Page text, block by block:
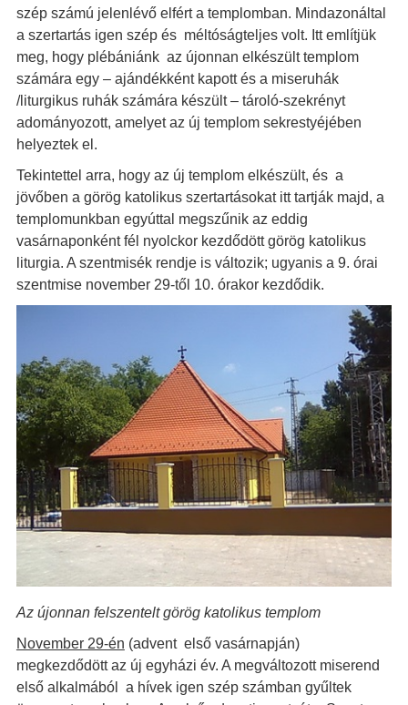
szép számú jelenlévő elfért a templomban. Mindazonáltal
a szertartás igen szép és méltóságteljes volt. Itt említjük
meg, hogy plébániánk az újonnan elkészült templom
számára egy – ajándékként kapott és a miseruhák
/liturgikus ruhák számára készült – tároló-szekrényt
adományozott, amelyet az új templom sekrestyéjében
helyeztek el.
Tekintettel arra, hogy az új templom elkészült, és a
jövőben a görög katolikus szertartásokat itt tartják majd, a
templomunkban egyúttal megszűnik az eddig
vasárnaponként fél nyolckor kezdődött görög katolikus
liturgia. A szentmisék rendje is változik; ugyanis a 9. órai
szentmise november 29-től 10. órakor kezdődik.
Az újonnan felszentelt görög katolikus templom
November 29-én (advent első vasárnapján)
megkezdődött az új egyházi év. A megváltozott miserend
első alkalmából a hívek igen szép számban gyűltek